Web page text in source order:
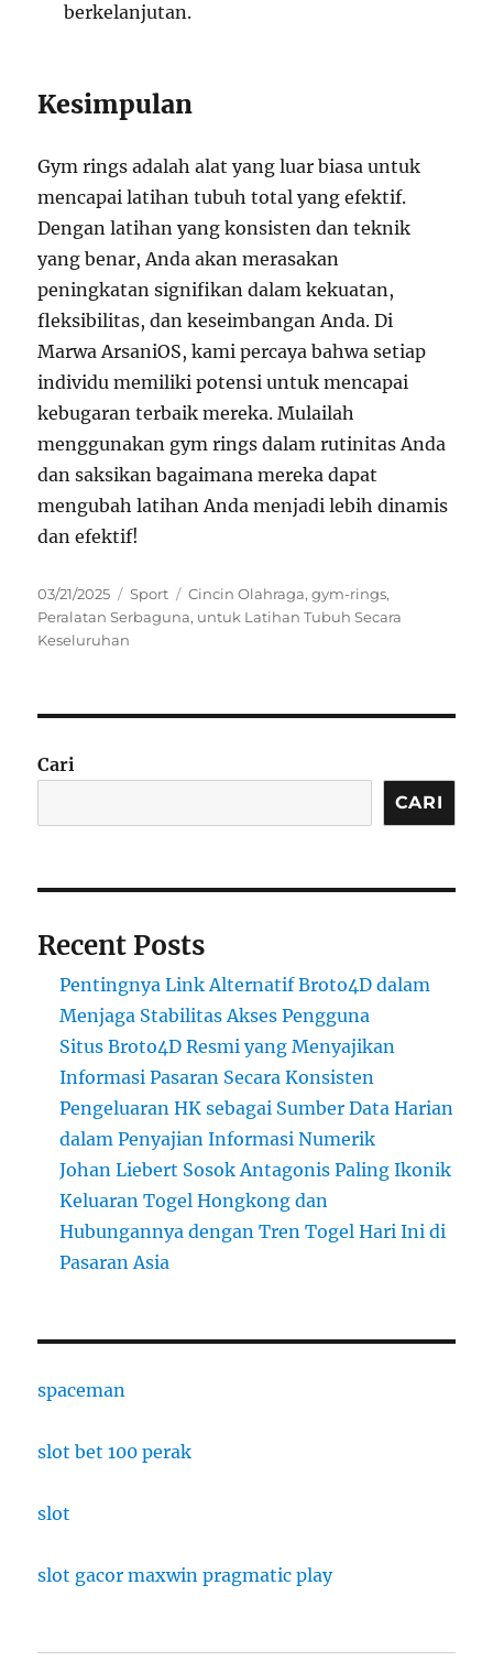
berkelanjutan.
Kesimpulan
Gym rings adalah alat yang luar biasa untuk
mencapai latihan tubuh total yang efektif.
Dengan latihan yang konsisten dan teknik
yang benar, Anda akan merasakan
peningkatan signifikan dalam kekuatan,
fleksibilitas, dan keseimbangan Anda. Di
Marwa ArsaniOS, kami percaya bahwa setiap
individu memiliki potensi untuk mencapai
kebugaran terbaik mereka. Mulailah
menggunakan gym rings dalam rutinitas Anda
dan saksikan bagaimana mereka dapat
mengubah latihan Anda menjadi lebih dinamis
dan efektif!
Posted
on
03/21/2025 Categories
Sport Tags
Cincin Olahraga,gym-rings,
Peralatan Serbaguna, untuk Latihan Tubuh Secara
Keseluruhan
Cari
CARI
Recent Posts
Pentingnya Link Alternatif Broto4D dalam
Menjaga Stabilitas Akses Pengguna
Situs Broto4D Resmi yang Menyajikan
Informasi Pasaran Secara Konsisten
Pengeluaran HK sebagai Sumber Data Harian
dalam Penyajian Informasi Numerik
Johan Liebert Sosok Antagonis Paling Ikonik
Keluaran Togel Hongkong dan
Hubungannya dengan Tren Togel Hari Ini di
Pasaran Asia
spaceman
slot bet 100 perak
slot
slot gacor maxwin pragmatic play